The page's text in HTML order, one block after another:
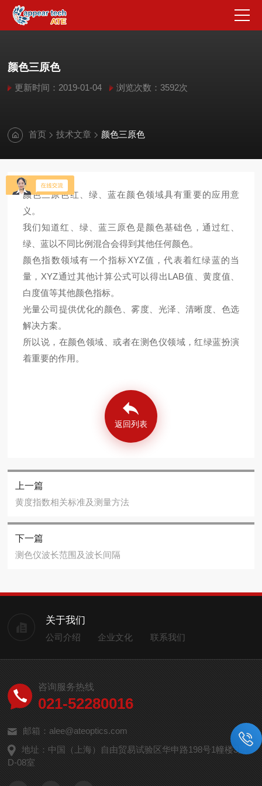
颜色三原色
更新时间：2019-01-04 浏览次数：3592次
首页 技术文章 颜色三原色
颜色三原色红、绿、蓝在颜色领域具有重要的应用意
义。
我们知道红、绿、蓝三原色是颜色基础色，通过红、
绿、蓝以不同比例混合会得到其他任何颜色。
颜色指数领域有一个指标XYZ值，代表着红绿蓝的当
量，XYZ通过其他计算公式可以得出LAB值、黄度值、
白度值等其他颜色指标。
光量公司提供优化的颜色、雾度、光泽、清晰度、色选
解决方案。
所以说，在颜色领域、或者在测色仪领域，红绿蓝扮演
着重要的作用。
返回列表
上一篇
黄度指数相关标准及测量方法
下一篇
测色仪波长范围及波长间隔
关于我们
公司介绍 企业文化 联系我们
咨询服务热线
021-52280016
邮箱：alee@ateoptics.com
地址：中国（上海）自由贸易试验区华申路198号1幢楼3层
D-08室